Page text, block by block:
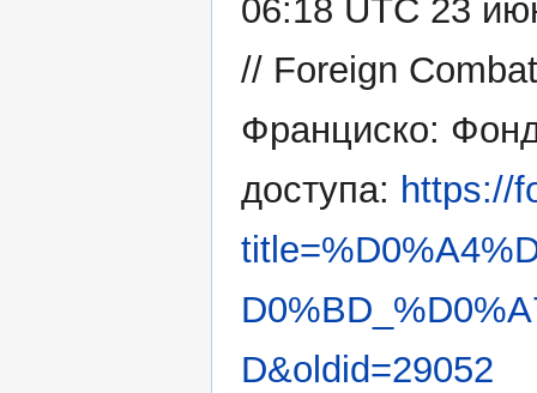
06:18 UTC 23
// Foreign
Франциско:
доступа: https://
D&oldid=29052